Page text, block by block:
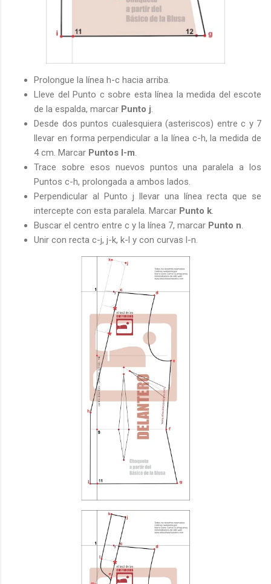
Prolongue la línea h-c hacia arriba.
Lleve del Punto c sobre esta línea la medida del escote
de la espalda, marcar Punto j.
Desde dos puntos cualesquiera (asteriscos) entre c y 7
llevar en forma perpendicular a la línea c-h, la medida de
4 cm. Marcar Puntos l-m.
Trace sobre esos nuevos puntos una paralela a los
Puntos c-h, prolongada a ambos lados.
Perpendicular al Punto j llevar una línea recta que se
intercepte con esta paralela. Marcar Punto k.
Buscar el centro entre c y la línea 7, marcar Punto n.
Unir con recta c-j, j-k, k-l y con curvas l-n.